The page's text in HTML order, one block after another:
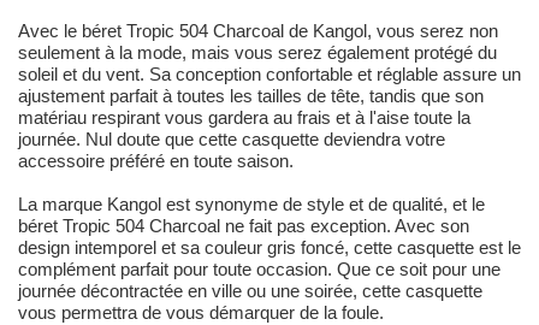
Avec le béret Tropic 504 Charcoal de Kangol, vous serez non
seulement à la mode, mais vous serez également protégé du
soleil et du vent. Sa conception confortable et réglable assure un
ajustement parfait à toutes les tailles de tête, tandis que son
matériau respirant vous gardera au frais et à l'aise toute la
journée. Nul doute que cette casquette deviendra votre
accessoire préféré en toute saison.
La marque Kangol est synonyme de style et de qualité, et le
béret Tropic 504 Charcoal ne fait pas exception. Avec son
design intemporel et sa couleur gris foncé, cette casquette est le
complément parfait pour toute occasion. Que ce soit pour une
journée décontractée en ville ou une soirée, cette casquette
vous permettra de vous démarquer de la foule.